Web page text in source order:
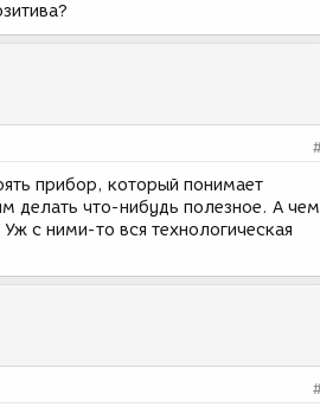
прибор, который понимает
делать что-нибудь полезное. А чем
с ними-то вся технологическая